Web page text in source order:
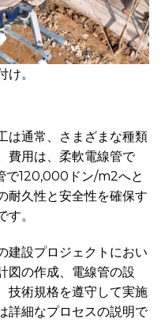
。
は通常、さまざまな種類
費用は、柔軟電線管で
で120,000ドン/m2へと
耐久性と安全性を確保す
。
建設プロジェクトにおい
図の作成、電線管の設
技術規格を遵守して実施
詳細なプロセスの説明で